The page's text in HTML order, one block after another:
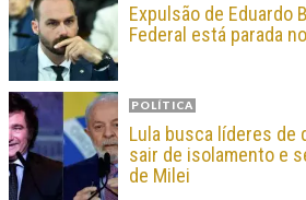
Expulsão de Eduardo
Federal está parada
POLÍTICA
Lula busca líderes de
sair de isolamento e
de Milei